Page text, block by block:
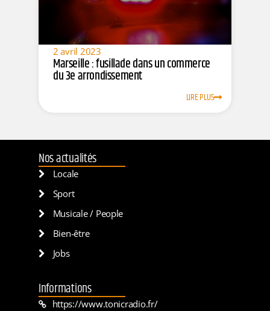
2 avril 2023
Marseille : fusillade dans un commerce
du 3e arrondissement
LIRE PLUS
Nos actualités
Locale
Sport
Musicale / People
Bien-être
Jobs
Informations
https://www.tonicradio.fr/